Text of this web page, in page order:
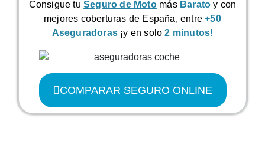
Consigue tu Seguro de Motomás Barato y con
mejores coberturas de España, entre+50
Aseguradoras ¡y en solo2 minutos!
COMPARAR SEGURO ONLINE